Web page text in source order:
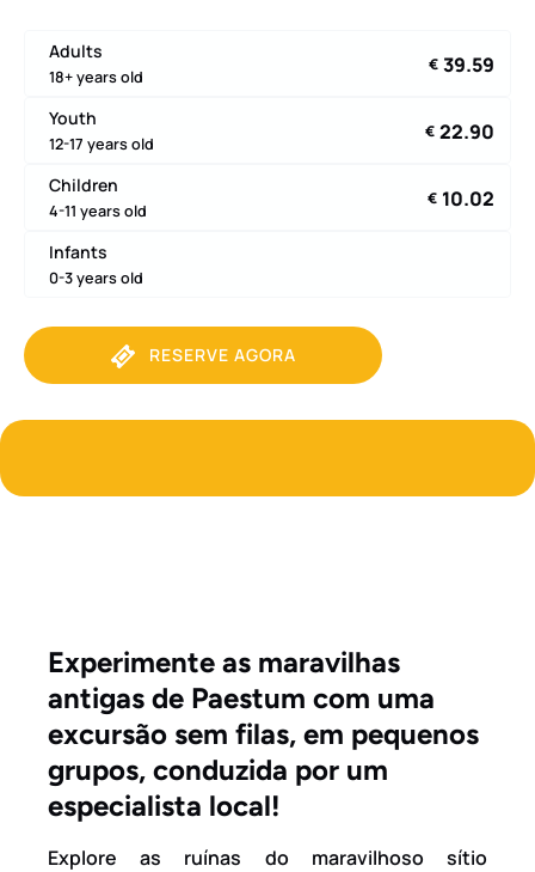
Adults
18+ years old
€ 39.59
Youth
12-17 years old
€ 22.90
Children
4-11 years old
€ 10.02
Infants
0-3 years old
RESERVE AGORA
Experimente as maravilhas
antigas de Paestum com uma
excursão sem filas, em pequenos
grupos, conduzida por um
especialista local!
Explore as ruínas do maravilhoso sítio